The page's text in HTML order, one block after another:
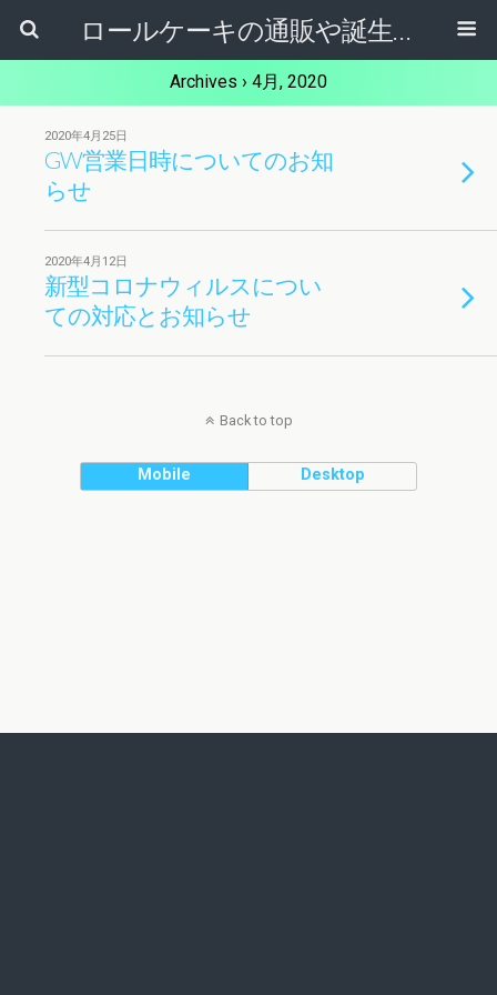
ロールケーキの通販や誕生日ケーキ【ケーキ屋健ちゃん】東大阪市
Archives › 4月, 2020
2020年4月25日
GW営業日時についてのお知
らせ
2020年4月12日
新型コロナウィルスについ
ての対応とお知らせ
Back to top
Mobile Desktop